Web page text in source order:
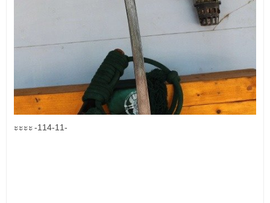
ะะะะ -114-11-